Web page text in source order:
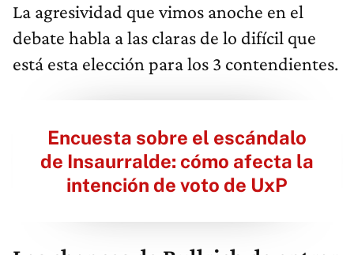
La agresividad que vimos anoche en el
debate habla a las claras de lo difícil que
está esta elección para los 3 contendientes.
Encuesta sobre el escándalo
de Insaurralde: cómo afecta la
intención de voto de UxP